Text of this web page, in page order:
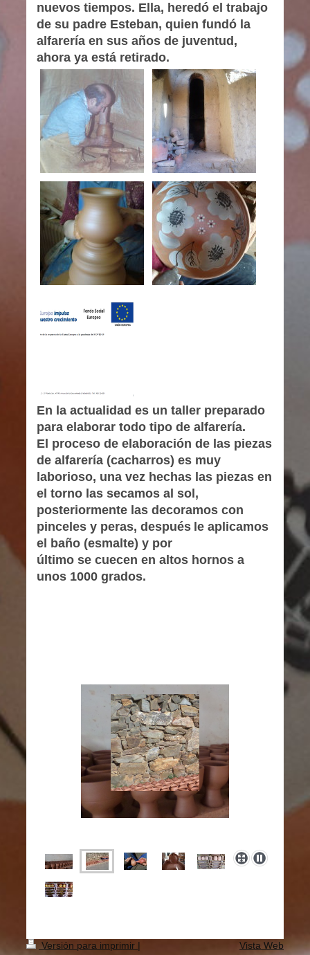
nuevos tiempos. Ella, heredó el trabajo
de su padre Esteban, quien fundó la
alfarería en sus años de juventud,
ahora ya está retirado.
En la actualidad es un taller preparado
para elaborar todo tipo de alfarería.
El proceso de elaboración de las piezas
de alfarería (cacharros) es muy
laborioso, una vez hechas las piezas en
el torno las secamos al sol,
posteriormente las decoramos con
pinceles y peras, después le aplicamos
el baño (esmalte) y por
último se cuecen en altos hornos a
unos 1000 grados.
Versión para imprimir |
Vista Web